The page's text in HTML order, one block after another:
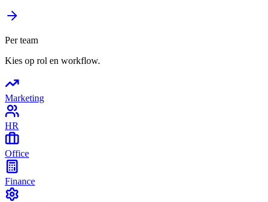
Per team
Kies op rol en workflow.
Marketing
HR
Office
Finance